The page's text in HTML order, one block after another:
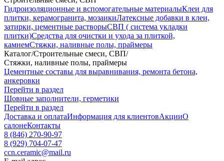
Гидроизоляционные и вспомогательные материалыКлеи для
плитки, керамогранита, мозаикиЛатексные добавки в клеи,
затирки, цементные растворыСВП ( система укладки
плитки)Средства для очистки и ухода за плиткой,
камнемСтяжки, наливные полы, праймеры
Каталог/Строительные смеси, СВП/
Стяжки, наливные полы, праймеры
Цементные составы для выравнивания, ремонта бетона,
анкеровки
Перейти в раздел
Шовные заполнители, герметики
Перейти в раздел
Доставка и оплатаИнформация для клиентовАкцииО
салонеКонтакты
8 (846) 270-90-97
8 (929) 704-07-47
ccn.ceramic@mail.ru